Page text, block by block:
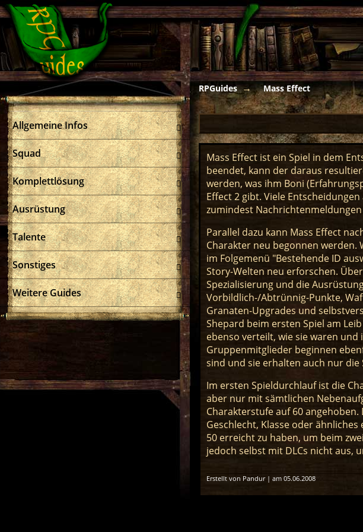
Allgemeine Infos
Squad
Komplettlösung
Ausrüstung
Talente
Sonstiges
Weitere Guides
RPGuides Mass Effect
Mass Effect ist ein Spiel in dem
beendet, kann der daraus
werden, was ihm Boni
Effect 2 gibt. Viele
zumindest Nachrichtenmeldungen
Parallel dazu kann Mass Effect
Charakter neu begonnen werden.
im Folgemenü "Bestehende ID
Story-Welten neu erforschen.
Spezialisierung und die
Vorbildlich-/Abtrünnig-Punkte,
Granaten-Upgrades und
Shepard beim ersten Spiel am
ebenso verteilt, wie sie waren
Gruppenmitglieder beginnen
sind und sie erhalten auch nur
Im ersten Spieldurchlauf ist die
aber nur mit sämtlichen
Charakterstufe auf 60
Geschlecht, Klasse oder
50 erreicht zu haben, um beim
jedoch selbst mit DLCs nicht aus,
Erstellt von Pandur | am 05.06.2008